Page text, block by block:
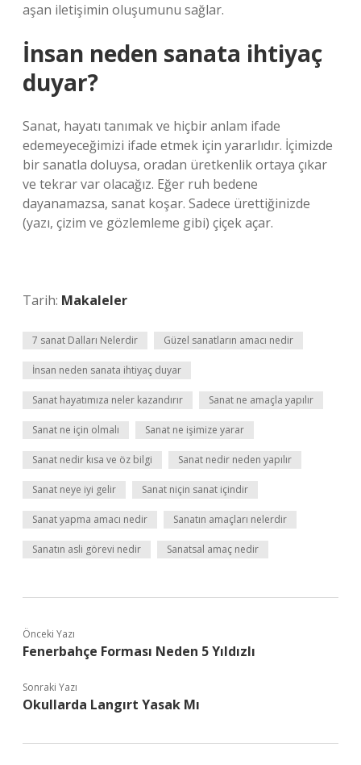
aşan iletişimin oluşumunu sağlar.
İnsan neden sanata ihtiyaç
duyar?
Sanat, hayatı tanımak ve hiçbir anlam ifade
edemeyeceğimizi ifade etmek için yararlıdır. İçimizde
bir sanatla doluysa, oradan üretkenlik ortaya çıkar
ve tekrar var olacağız. Eğer ruh bedene
dayanamazsa, sanat koşar. Sadece ürettiğinizde
(yazı, çizim ve gözlemleme gibi) çiçek açar.
Tarih: Makaleler
7 sanat Dalları Nelerdir Güzel sanatların amacı nedir
İnsan neden sanata ihtiyaç duyar
Sanat hayatımıza neler kazandırır Sanat ne amaçla yapılır
Sanat ne için olmalı Sanat ne işimize yarar
Sanat nedir kısa ve öz bilgi Sanat nedir neden yapılır
Sanat neye iyi gelir Sanat niçin sanat içindir
Sanat yapma amacı nedir Sanatın amaçları nelerdir
Sanatın asli görevi nedir Sanatsal amaç nedir
Önceki Yazı
Fenerbahçe Forması Neden 5 Yıldızlı
Sonraki Yazı
Okullarda Langırt Yasak Mı